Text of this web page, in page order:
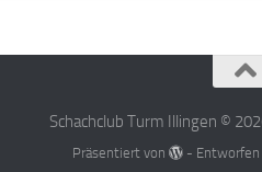
Schachclub Turm Illingen ©
Präsentiert von -